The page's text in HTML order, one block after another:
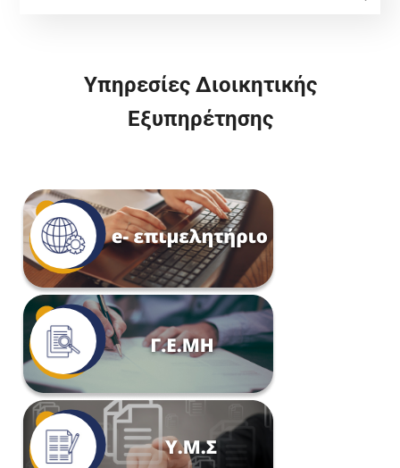
Υπηρεσίες Διοικητικής
Εξυπηρέτησης